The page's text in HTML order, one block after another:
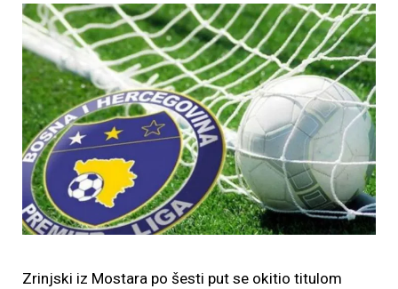
Zrinjski iz Mostara po šesti put se okitio titulom